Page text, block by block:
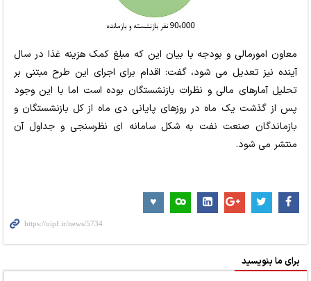
معاون امورمالی و بودجه با بیان این که مبلغ کمک هزینه غذا در سال
آینده نیز تعدیل می شود، گفت: اقدام برای اجرای این طرح مبتنی بر
تحلیل آمارهای مالی و نظرات بازنشستگان بوده است اما با این وجود
پس از گذشت یک ماه در روزهای پایانی دی ماه از کل بازنشستگان و
بازماندگان صنعت نفت به شکل سامانه ای نظرسنجی و جداول آن
منتشر می شود.
برای ما بنویسید